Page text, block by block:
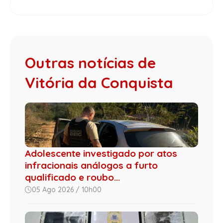
Outras notícias de
Vitória da Conquista
Adolescente investigado por atos
infracionais análogos a furto
qualificado e roubo...
05 Ago 2026 / 10h00